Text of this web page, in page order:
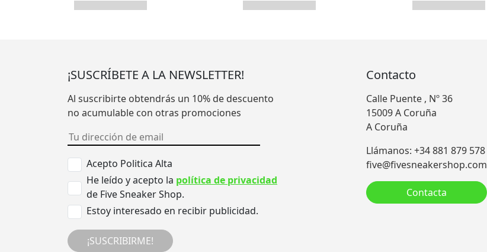
¡SUSCRÍBETE A LA NEWSLETTER!
Al suscribirte obtendrás un 10% de descuento
no acumulable con otras promociones
Acepto Politica Alta
He leído y acepto la política de privacidad
de Five Sneaker Shop.
Estoy interesado en recibir publicidad.
¡SUSCRIBIRME!
Contacto
Calle Puente , Nº 36
15009 A Coruña
A Coruña
Llámanos: +34 881 879 578
five@fivesneakershop.com
Contacta